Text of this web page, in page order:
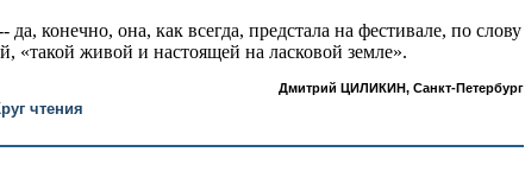
да, конечно, она, как всегда, предстала на фестивале, по слову
«такой живой и настоящей на ласковой земле».
Дмитрий ЦИЛИКИН, Санкт-Петербург
чтения